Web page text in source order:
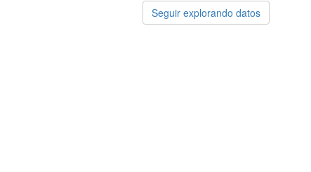
Seguir explorando datos